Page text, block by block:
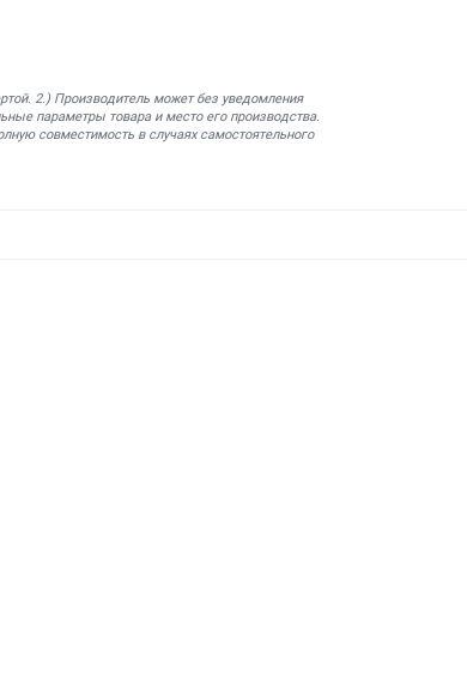
2.) Производитель может без уведомления
параметры товара и место его производства.
совместимость в случаях самостоятельного